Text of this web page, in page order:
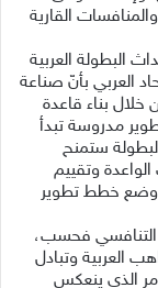
القارية
العربية
الاتحاد العربي بأنّ صناعة
خلال بناء قاعدة
مدروسة تبدأ
ستمنح
وتقييم
وضع خطط تطوير
التنافسي فحسب،
العربية وتبادل
الذي ينعكس